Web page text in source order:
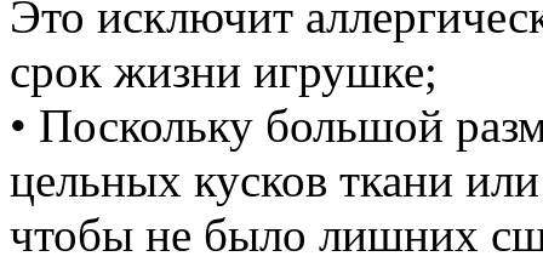
Это исключит
срок жизни игрушке;
• Поскольку большой
цельных кусков ткани
чтобы не было лишних